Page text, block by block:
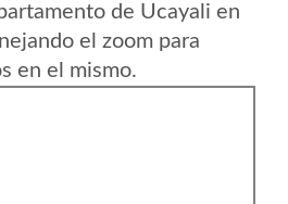
de Ucayali en
el zoom para
en el mismo.